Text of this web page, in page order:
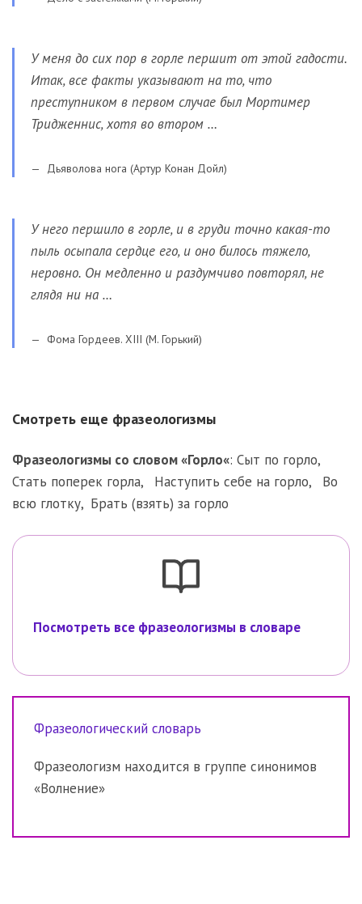
У меня до сих пор в горле першит от этой гадости.
Итак, все факты указывают на то, что
преступником в первом случае был Мортимер
Тридженнис, хотя во втором …
Дьяволова нога (Артур Конан Дойл)
У него першило в горле, и в груди точно какая-то
пыль осыпала сердце его, и оно билось тяжело,
неровно. Он медленно и раздумчиво повторял, не
глядя ни на …
Фома Гордеев. XIII (М. Горький)
Смотреть еще фразеологизмы
Фразеологизмы со словом «Горло«: Сыт по горло,
Стать поперек горла, Наступить себе на горло, Во
всю глотку, Брать (взять) за горло
Посмотреть все фразеологизмы в словаре
Фразеологический словарь
Фразеологизм находится в группе синонимов
«Волнение»